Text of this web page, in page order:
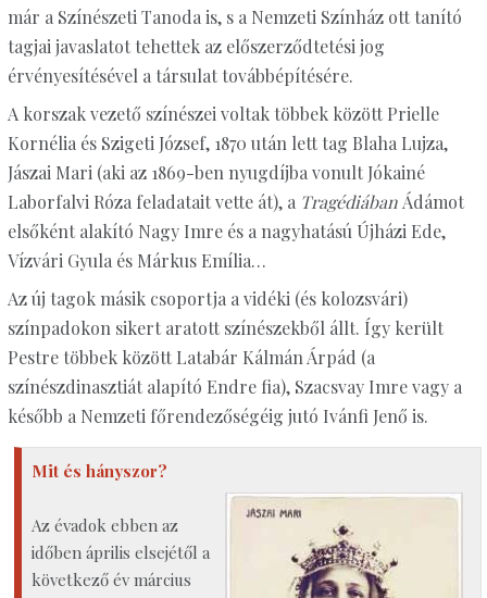
már a Színészeti Tanoda is, s a Nemzeti Színház ott tanító
tagjai javaslatot tehettek az előszerződtetési jog
érvényesítésével a társulat továbbépítésére.
A korszak vezető színészei voltak többek között Prielle
Kornélia és Szigeti József, 1870 után lett tag Blaha Lujza,
Jászai Mari (aki az 1869-ben nyugdíjba vonult Jókainé
Laborfalvi Róza feladatait vette át), a Tragédiában Ádámot
elsőként alakító Nagy Imre és a nagyhatású Újházi Ede,
Vízvári Gyula és Márkus Emília…
Az új tagok másik csoportja a vidéki (és kolozsvári)
színpadokon sikert aratott színészekből állt. Így került
Pestre többek között Latabár Kálmán Árpád (a
színészdinasztiát alapító Endre fia), Szacsvay Imre vagy a
később a Nemzeti főrendezőségéig jutó Ivánfi Jenő is.
Mit és hányszor?
Az évadok ebben az
időben április elsejétől a
következő év március